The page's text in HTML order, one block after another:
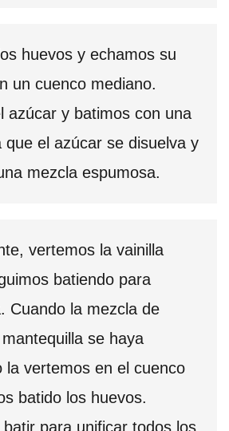
huevos y echamos su
un cuenco mediano.
azúcar y batimos con una
que el azúcar se disuelva y
mezcla espumosa.
vertemos la vainilla
batiendo para
Cuando la mezcla de
se haya
la vertemos en el cuenco
batido los huevos.
para unificar todos los